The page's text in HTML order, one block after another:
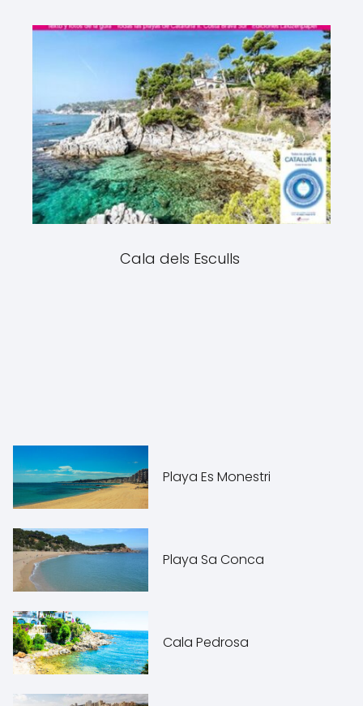
Cala dels Esculls
Playa Es Monestri
Playa Sa Conca
Cala Pedrosa